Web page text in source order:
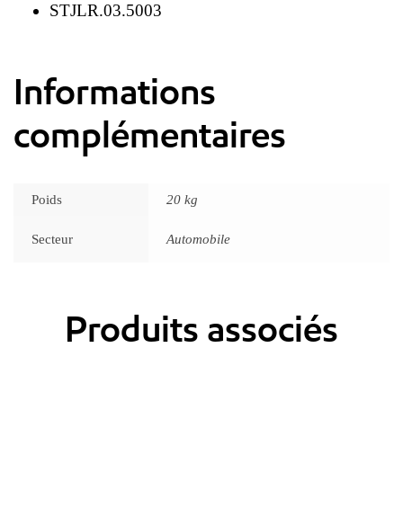
STJLR.03.5003
Informations
complémentaires
Poids 20 kg
Secteur Automobile
Produits associés